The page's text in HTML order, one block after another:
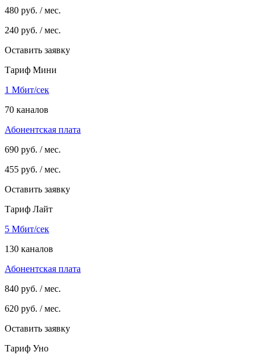
480 руб. / мес.
240 руб. / мес.
Оставить заявку
Тариф Мини
1 Мбит/сек
70 каналов
Абонентская плата
690 руб. / мес.
455 руб. / мес.
Оставить заявку
Тариф Лайт
5 Мбит/сек
130 каналов
Абонентская плата
840 руб. / мес.
620 руб. / мес.
Оставить заявку
Тариф Уно